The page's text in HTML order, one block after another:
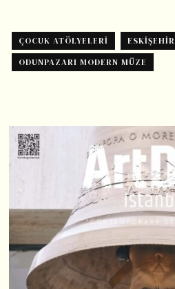
ÇOCUK ATÖLYELERI ESKIŞEHIR
ODUNPAZARI MODERN MÜZE